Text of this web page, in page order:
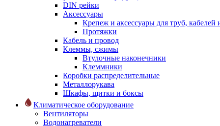
DIN рейки
Аксессуары
Крепеж и аксессуары для труб, кабелей
Протяжки
Кабель и провод
Клеммы, сжимы
Втулочные наконечники
Клеммники
Коробки распределительные
Металлорукава
Шкафы, щитки и боксы
Климатическое оборудование
Вентиляторы
Водонагреватели